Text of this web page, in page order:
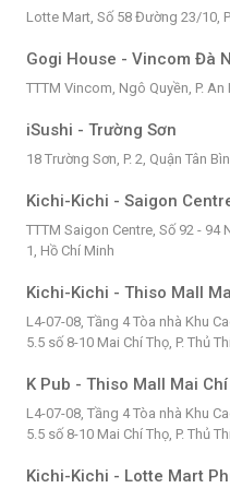
Lotte Mart, Số 58 Đường 23/10,
Gogi House - Vincom Đà
TTTM Vincom, Ngô Quyền, P.
iSushi - Trường Sơn
18 Trường Sơn, P. 2, Quận Tân
Kichi-Kichi - Saigon
TTTM Saigon Centre, Số 92 - 94
1, Hồ Chí Minh
Kichi-Kichi - Thiso Mall
L4-07-08, Tầng 4 Tòa nhà Khu
5.5 số 8-10 Mai Chí Thọ, P. Thủ
K Pub - Thiso Mall Mai
L4-07-08, Tầng 4 Tòa nhà Khu
5.5 số 8-10 Mai Chí Thọ, P. Thủ
Kichi-Kichi - Lotte Mart